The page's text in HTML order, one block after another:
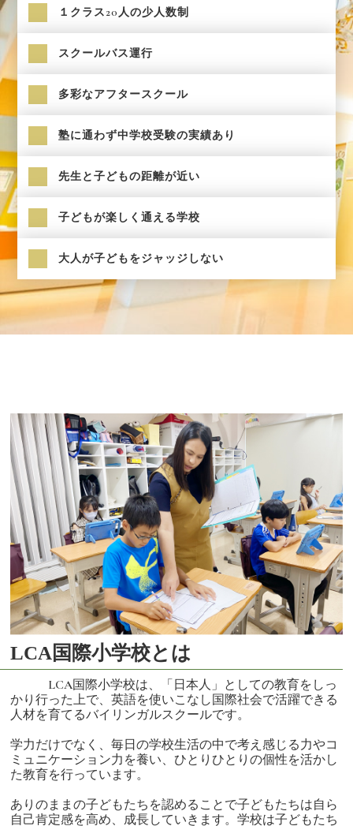
１クラス20人の少人数制
スクールバス運行
多彩なアフタースクール
塾に通わず中学校受験の実績あり
先生と子どもの距離が近い
子どもが楽しく通える学校
大人が子どもをジャッジしない
LCA国際小学校とは
LCA国際小学校は、「日本人」としての教育をしっ
かり行った上で、英語を使いこなし国際社会で活躍できる
人材を育てるバイリンガルスクールです。
学力だけでなく、毎日の学校生活の中で考え感じる力やコ
ミュニケーション力を養い、ひとりひとりの個性を活かし
た教育を行っています。
ありのままの子どもたちを認めることで子どもたちは自ら
自己肯定感を高め、成長していきます。学校は子どもたち